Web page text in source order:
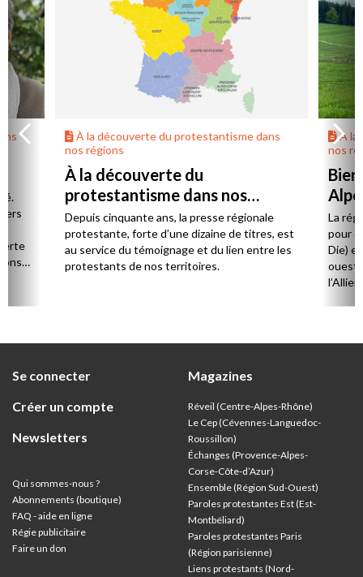
À la découverte du protestantisme dans
nos régions
À la découverte du
protestantisme dans nos
régions
Depuis cinquante ans, la presse régionale
protestante, forte d’une dizaine de titres, est
au service du témoignage et du lien entre les
protestants de nos territoires.
À la
nos
La
pour
Die)
ouest,
Se connecter
Créer un compte
Newsletters
Qui sommes-nous ?
Abonnements (boutique)
FAQ - aide en ligne
Régie publicitaire
Faire un don
Magazines
Réveil (Centre-Alpes-Rhône)
Le Cep (Cévennes-Languedoc-
Roussillon)
Échanges (Provence-Alpes-
Corse-Côte-d’Azur)
Ensemble (Région Sud-Ouest)
Paroles protestantes Est (Est-
Montbéliard)
Paroles protestantes Paris
(Région parisienne)
Liens protestants (Nord-